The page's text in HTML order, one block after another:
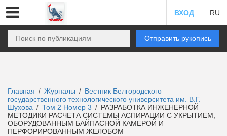
ВХОД RU
Отправить рукопись
Главная / Журналы / Вестник Белгородского
государственного технологического университета им. В.Г.
Шухова / Том 2 Номер 3 / РАЗРАБОТКА ИНЖЕНЕРНОЙ
МЕТОДИКИ РАСЧЕТА СИСТЕМЫ АСПИРАЦИИ С УКРЫТИЕМ,
ОБОРУДОВАННЫМ БАЙПАСНОЙ КАМЕРОЙ И
ПЕРФОРИРОВАННЫМ ЖЕЛОБОМ